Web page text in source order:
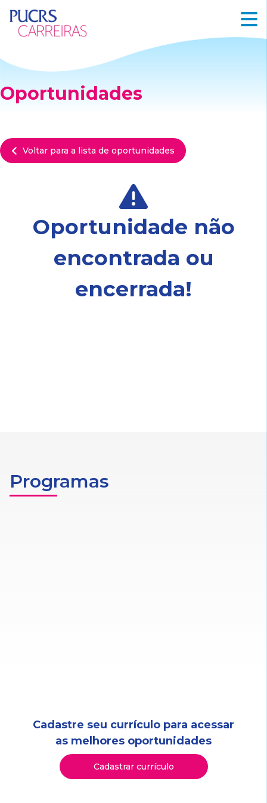
Oportunidades
Voltar para a lista de oportunidades
Oportunidade não
encontrada ou
encerrada!
Programas
Cadastre seu currículo para acessar
as melhores oportunidades
Cadastrar currículo